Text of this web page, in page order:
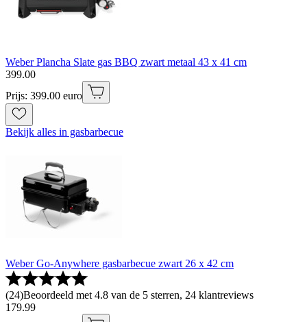
Weber Plancha Slate gas BBQ zwart metaal 43 x 41 cm
399.00
Prijs: 399.00 euro
Bekijk alles in gasbarbecue
Weber Go-Anywhere gasbarbecue zwart 26 x 42 cm
(24)Beoordeeld met 4.8 van de 5 sterren, 24 klantreviews
179.99